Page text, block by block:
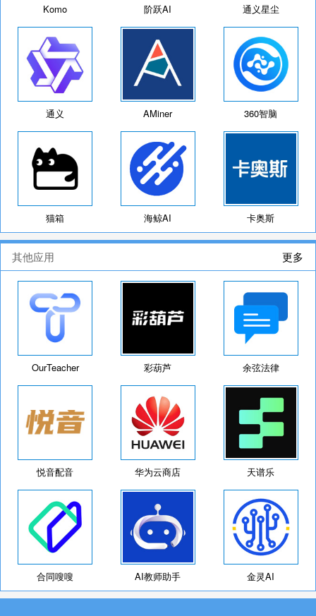
Komo 阶跃AI 通义星尘
通义 AMiner 360智脑
猫箱 海鲸AI 卡奥斯
其他应用 更多
OurTeacher 彩葫芦 余弦法律
悦音配音 华为云商店 天谱乐
合同嗖嗖 AI教师助手 金灵AI